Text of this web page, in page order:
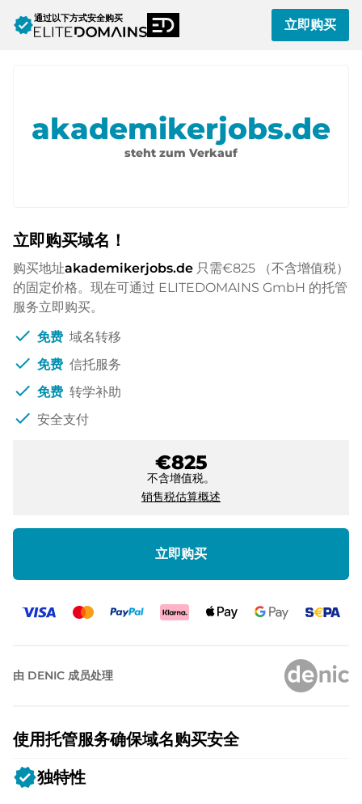
verified通过以下方式安全购买 立即购买
akademikerjobs.de
steht zum Verkauf
立即购买域名！
购买地址akademikerjobs.de 只需€825
（不含增值税）
的固定价格。现在可通过 ELITEDOMAINS GmbH 的托管
服务立即购买。
check 免费 域名转移
check 免费 信托服务
check 免费 转学补助
check 安全支付
€825
不含增值税。
销售税估算概述
立即购买
由 DENIC 成员处理
使用托管服务确保域名购买安全
verified独特性